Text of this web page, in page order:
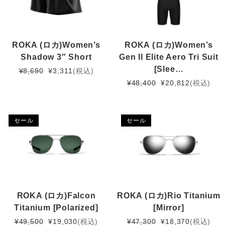
ROKA (ロカ)Women’s
Shadow 3″ Short
¥8,690
元
で
し
た。
¥3,311
現
¥3,311
で
す。
(税込)
ROKA (ロカ)Women’s
Gen II Elite Aero Tri Suit
[Slee…
¥48,400
元
¥48,400
で
し
¥20,812
現
は
¥20,812
で
(税込)
セール
ROKA (ロカ)Falcon
Titanium [Polarized]
¥49,500
元
¥19,030
現
(税込)
セール
ROKA (ロカ)Rio Titanium
[Mirror]
¥47,300
元
¥18,370
現
(税込)